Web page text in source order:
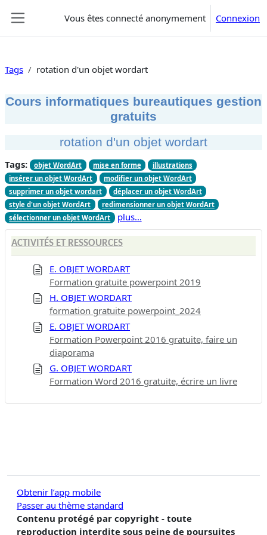
Vous êtes connecté anonymement Connexion
Tags rotation d'un objet wordart
Cours informatiques bureautiques gestion
gratuits
rotation d'un objet wordart
Tags: objet WordArt mise en forme
illustrations
insérer un objet WordArt
modifier un objet WordArt
supprimer un objet wordart
déplacer un objet WordArt
style d'un objet WordArt
redimensionner un objet WordArt
sélectionner un objet WordArt
plus…
ACTIVITÉS ET RESSOURCES
E. OBJET WORDART
Formation gratuite powerpoint 2019
H. OBJET WORDART
formation gratuite powerpoint_2024
E. OBJET WORDART
Formation Powerpoint 2016 gratuite, faire un
diaporama
G. OBJET WORDART
Formation Word 2016 gratuite, écrire un livre
Obtenir l’app mobile
Passer au thème standard
Contenu protégé par copyright - toute
reproduction interdite sous peine de poursuites